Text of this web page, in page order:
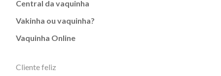
Central da vaquinha
Vakinha ou vaquinha?
Vaquinha Online
Cliente feliz